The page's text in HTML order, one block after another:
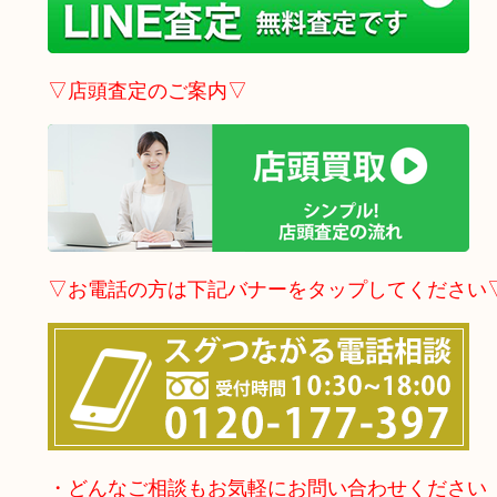
▽店頭査定のご案内▽
▽お電話の方は下記バナーをタップしてくださ
・どんなご相談もお気軽にお問い合わせください